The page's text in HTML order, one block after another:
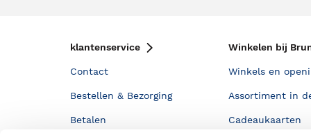
klantenservice
Contact
Bestellen & Bezorging
Betalen
Winkelen bij
Winkels en
Assortiment in
Cadeaukaarten